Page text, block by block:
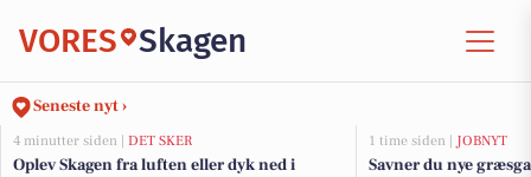
VORES Skagen
Seneste nyt ›
4 minutter siden | DET SKER
Oplev Skagen fra luften eller dyk ned i
1 time siden | JOBNYT
Savner du nye